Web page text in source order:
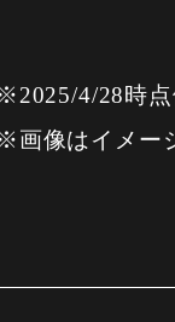
4/28時点
画像はイメー